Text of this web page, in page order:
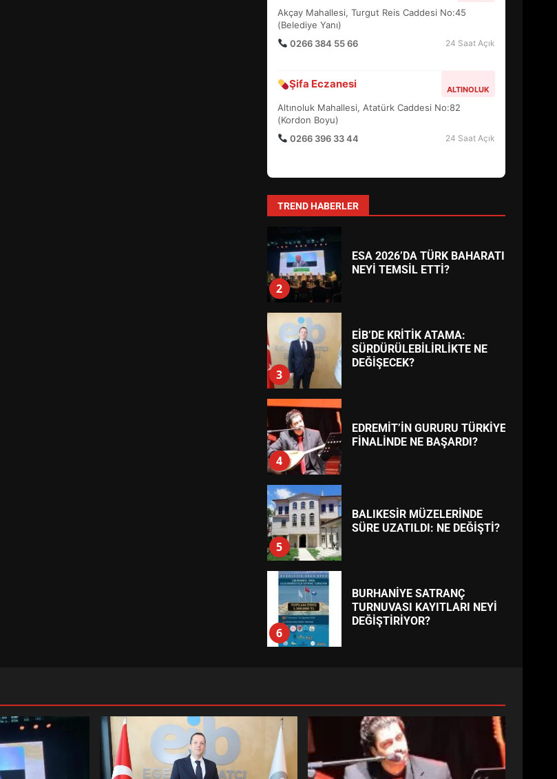
Akçay Mahallesi, Turgut Reis Caddesi No:45
(Belediye Yanı)
0266 384 55 66
24 Saat Açık
Şifa Eczanesi ALTINOLUK
Altınoluk Mahallesi, Atatürk Caddesi No:82
(Kordon Boyu)
0266 396 33 44
24 Saat Açık
TREND HABERLER
6
DEĞİŞTİRİYOR?
7
BURHANİYE
BELEDİYESPOR’DA YENİ
YÖNETİM NASIL ŞEKİLLENDİ?
1
HAREKETE GEÇİYOR: GÖZLER
2
ESA 2026’DA TÜRK BAHARATI
NEYİ TEMSİL ETTİ?
3
EİB’DE KRİTİK ATAMA:
SÜRDÜRÜLEBİLİRLİKTE NE
DEĞİŞECEK?
4
EDREMİT’İN GURURU TÜRKİYE
FİNALİNDE NE BAŞARDI?
5
BALIKESİR MÜZELERİNDE
SÜRE UZATILDI: NE DEĞİŞTİ?
6
BURHANİYE SATRANÇ
TURNUVASI KAYITLARI NEYİ
DEĞİŞTİRİYOR?
7
YÖNETİM NASIL ŞEKİLLENDİ?
AYVALIK SU MİRASI İÇİN